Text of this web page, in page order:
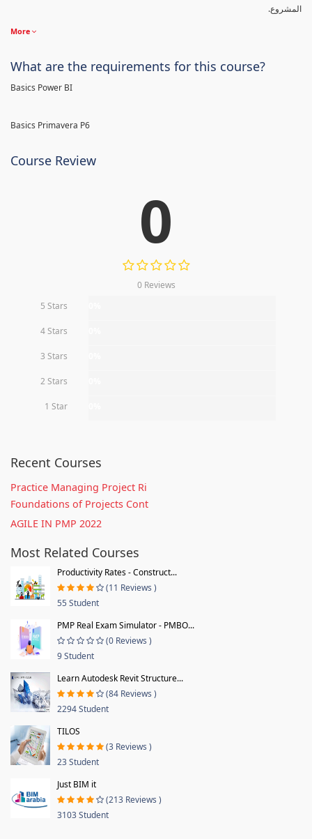
المشروع.
More
What are the requirements for this course?
Basics Power BI
Basics Primavera P6
Course Review
0
0 Reviews
5 Stars
4 Stars
3 Stars
2 Stars
1 Star
Recent Courses
Practice Managing Project Ri
Foundations of Projects Cont
AGILE IN PMP 2022
Most Related Courses
Productivity Rates - Construct...
(11 Reviews )
55 Student
PMP Real Exam Simulator - PMBO...
(0 Reviews )
9 Student
Learn Autodesk Revit Structure...
(84 Reviews )
2294 Student
TILOS
(3 Reviews )
23 Student
Just BIM it
(213 Reviews )
3103 Student